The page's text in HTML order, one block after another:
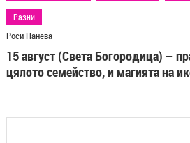
Разни
Роси Нанева
15 август (Света Богородица) –
цялото семейство, и магията на